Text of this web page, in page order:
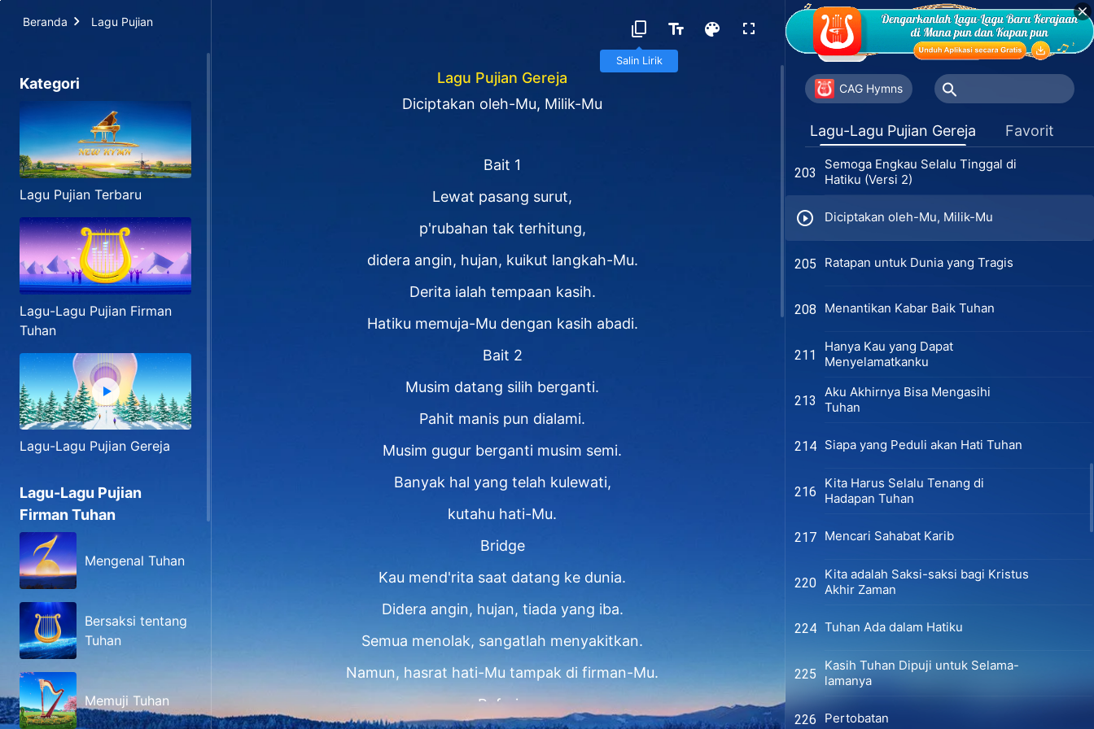
Beranda Lagu Pujian
Salin Lirik
Kategori
Lagu Pujian Terbaru
Lagu-Lagu Pujian Firman
Tuhan
Lagu-Lagu Pujian Gereja
Lagu-Lagu Pujian
Firman Tuhan
Mengenal Tuhan
Bersaksi tentang
Tuhan
Memuji Tuhan
Lagu Pujian Gereja
Diciptakan oleh-Mu, Milik-Mu
Bait 1
Lewat pasang surut,
p'rubahan tak terhitung,
didera angin, hujan, kuikut langkah-Mu.
Derita ialah tempaan kasih.
Hatiku memuja-Mu dengan kasih abadi.
Bait 2
Musim datang silih berganti.
Pahit manis pun dialami.
Musim gugur berganti musim semi.
Banyak hal yang telah kulewati,
kutahu hati-Mu.
Bridge
Kau mend'rita saat datang ke dunia.
Didera angin, hujan, tiada yang iba.
Semua menolak, sangatlah menyakitkan.
Namun, hasrat hati-Mu tampak di firman-Mu.
Refrain
CAG Hymns
Lagu-Lagu Pujian Gereja Favorit
198 Kita Berkumpul Bersama di Gereja
200 Pujilah Kehidupan yang Baru
203
Dalam Hatiku (Versi 1)
203
Semoga Engkau Selalu Tinggal di
Hatiku (Versi 2)
Diciptakan oleh-Mu, Milik-Mu
205 Ratapan untuk Dunia yang Tragis
208 Menantikan Kabar Baik Tuhan
211
Hanya Kau yang Dapat
Menyelamatkanku
213
Aku Akhirnya Bisa Mengasihi
Tuhan
214 Siapa yang Peduli akan Hati Tuhan
216
Kita Harus Selalu Tenang di
Hadapan Tuhan
217 Mencari Sahabat Karib
220
Kita adalah Saksi-saksi bagi Kristus
Akhir Zaman
224 Tuhan Ada dalam Hatiku
225
Kasih Tuhan Dipuji untuk Selama-
lamanya
226 Pertobatan